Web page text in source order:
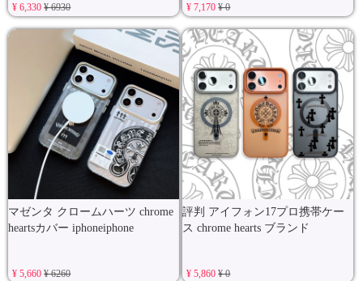
¥ 6,330¥ 6930 ¥ 7,170¥ 0
マゼンタ クロームハーツ chrome
heartsカバー iphoneiphone
¥ 5,660¥ 6260
評判 アイフォン17プロ携帯ケー
ス chrome hearts ブランド
¥ 5,860¥ 0